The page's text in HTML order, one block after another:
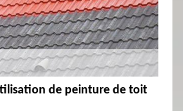
de peinture de toit